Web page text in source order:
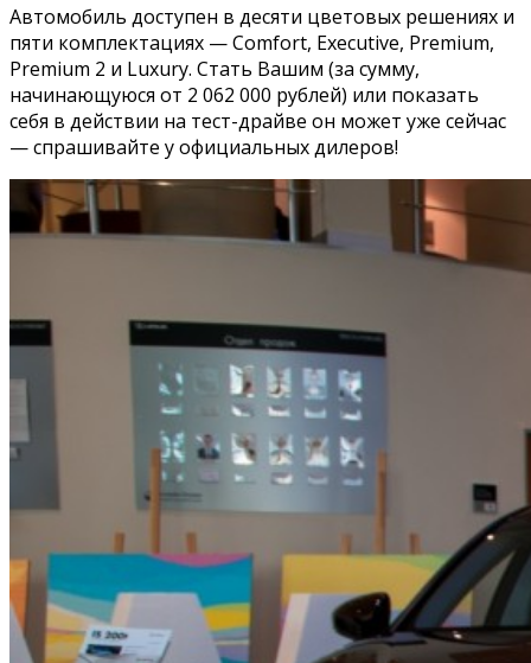
Автомобиль доступен в десяти цветовых решениях и
пяти комплектациях — Comfort, Executive, Premium,
Premium 2 и Luxury. Стать Вашим (за сумму,
начинающуюся от 2 062 000 рублей) или показать
себя в действии на тест-драйве он может уже сейчас
— спрашивайте у официальных дилеров!